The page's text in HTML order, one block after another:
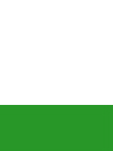
n°03 au Dossier
du futur siège de